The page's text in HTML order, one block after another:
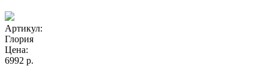
Артикул:
Глория
Цена:
6992 р.